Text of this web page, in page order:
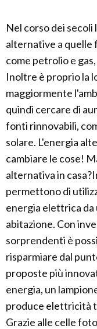
Nel corso dei
alternative a quelle
come petrolio e
Inoltre è proprio la
maggiormente
quindi cercare di
fonti rinnovabili,
solare. L'energia
cambiare le cose!
alternativa in
permettono di
energia elettrica
abitazione. Con
sorprendenti è
risparmiare dal
proposte più
energia, un
produce elettricità
Grazie alle celle